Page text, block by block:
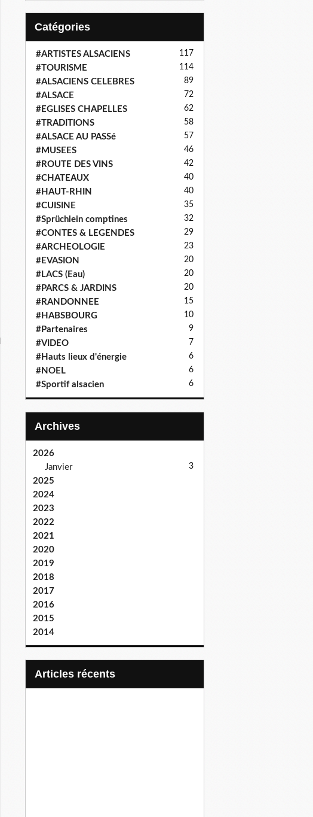
Catégories
#ARTISTES ALSACIENS 117
#TOURISME 114
#ALSACIENS CELEBRES 89
#ALSACE 72
#EGLISES CHAPELLES 62
#TRADITIONS 58
#ALSACE AU PASSé 57
#MUSEES 46
#ROUTE DES VINS 42
#CHATEAUX 40
#HAUT-RHIN 40
#CUISINE 35
#Sprüchlein comptines 32
#CONTES & LEGENDES 29
#ARCHEOLOGIE 23
#EVASION 20
#LACS (Eau) 20
#PARCS & JARDINS 20
#RANDONNEE 15
#HABSBOURG 10
#Partenaires 9
#VIDEO 7
#Hauts lieux d'énergie 6
#NOEL 6
#Sportif alsacien 6
Archives
2026
Janvier
3
2025
2024
2023
2022
2021
2020
2019
2018
2017
2016
2015
2014
articles récents